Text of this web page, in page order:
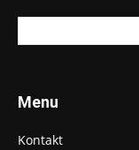
Menu
Kontakt